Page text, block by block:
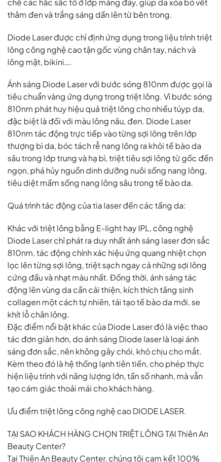
chế các hắc sắc tố ở lớp màng đáy, giúp da xóa bỏ vết
thâm đen và trắng sáng dần lên từ bên trong.
Diode Laser được chỉ định ứng dụng trong liệu trình triệt
lông công nghệ cao tận gốc vùng chân tay, nách và
lông mặt, bikini….
Ánh sáng Diode Laser với bước sóng 810nm được gọi là
tiêu chuẩn vàng ứng dụng trong triệt lông. Vì bước sóng
810nm phát huy hiệu quả triệt lông cho nhiều túyp da,
đặc biệt là đối với màu lông nâu, đen. Diode Laser
810nm tác động trực tiếp vào từng sợi lông trên lớp
thượng bì da, bóc tách rễ nang lông ra khỏi tế bào da
sâu trong lớp trung và hạ bì, triệt tiêu sợi lông từ gốc đến
ngọn, phá hủy nguồn dinh dưỡng nuôi sống nang lông,
tiêu diệt mầm sống nang lông sâu trong tế bào da.
Quá trình tác động của tia laser đến các tầng da:
Khác với triệt lông bằng E-light hay IPL, công nghệ
Diode Laser chỉ phát ra duy nhất ánh sáng laser đơn sắc
810nm, tác động chính xác hiệu ứng quang nhiệt chọn
lọc lên từng sợi lông, triệt sạch ngay cả những sợi lông
cứng đầu và nhạt màu nhất. Đồng thời, ánh sáng tác
động lên vùng da cần cải thiện, kích thích tăng sinh
collagen một cách tự nhiên, tái tạo tế bào da mới, se
khít lỗ chân lông.
Đặc điểm nổi bật khác của Diode Laser đó là việc thao
tác đơn giản hơn, do ánh sáng Diode laser là loại ánh
sáng đơn sắc, nên không gây chói, khó chịu cho mắt.
Kèm theo đó là hệ thống lạnh tiên tiến, cho phép thực
hiện liệu trình với năng lượng lớn, tần số nhanh, mà vẫn
tạo cám giác thoải mái cho khách hàng.
Ưu điểm triệt lông công nghệ cao DIODE LASER.
TẠI SAO KHÁCH HÀNG CHỌN TRIỆT LÔNG TẠI Thiên An
Beauty Center?
Tại Thiên An Beauty Center, chúng tôi cam kết 100%